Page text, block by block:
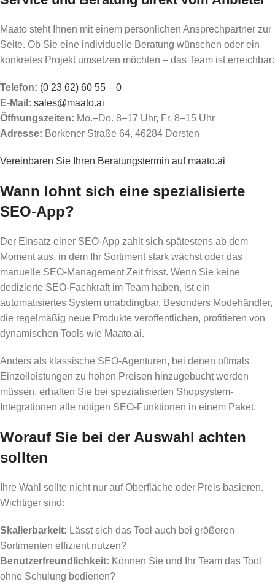
Maato steht Ihnen mit einem persönlichen Ansprechpartner zur
Seite. Ob Sie eine individuelle Beratung wünschen oder ein
konkretes Projekt umsetzen möchten – das Team ist erreichbar:
Telefon: (0 23 62) 60 55 – 0
E-Mail: sales@maato.ai
Öffnungszeiten: Mo.–Do. 8–17 Uhr, Fr. 8–15 Uhr
Adresse: Borkener Straße 64, 46284 Dorsten
Vereinbaren Sie Ihren Beratungstermin auf maato.ai
Wann lohnt sich eine spezialisierte
SEO-App?
Der Einsatz einer SEO-App zahlt sich spätestens ab dem
Moment aus, in dem Ihr Sortiment stark wächst oder das
manuelle SEO-Management Zeit frisst. Wenn Sie keine
dedizierte SEO-Fachkraft im Team haben, ist ein
automatisiertes System unabdingbar. Besonders Modehändler,
die regelmäßig neue Produkte veröffentlichen, profitieren von
dynamischen Tools wie Maato.ai.
Anders als klassische SEO-Agenturen, bei denen oftmals
Einzelleistungen zu hohen Preisen hinzugebucht werden
müssen, erhalten Sie bei spezialisierten Shopsystem-
Integrationen alle nötigen SEO-Funktionen in einem Paket.
Worauf Sie bei der Auswahl achten
sollten
Ihre Wahl sollte nicht nur auf Oberfläche oder Preis basieren.
Wichtiger sind:
Skalierbarkeit: Lässt sich das Tool auch bei größeren
Sortimenten effizient nutzen?
Benutzerfreundlichkeit: Können Sie und Ihr Team das Tool
ohne Schulung bedienen?